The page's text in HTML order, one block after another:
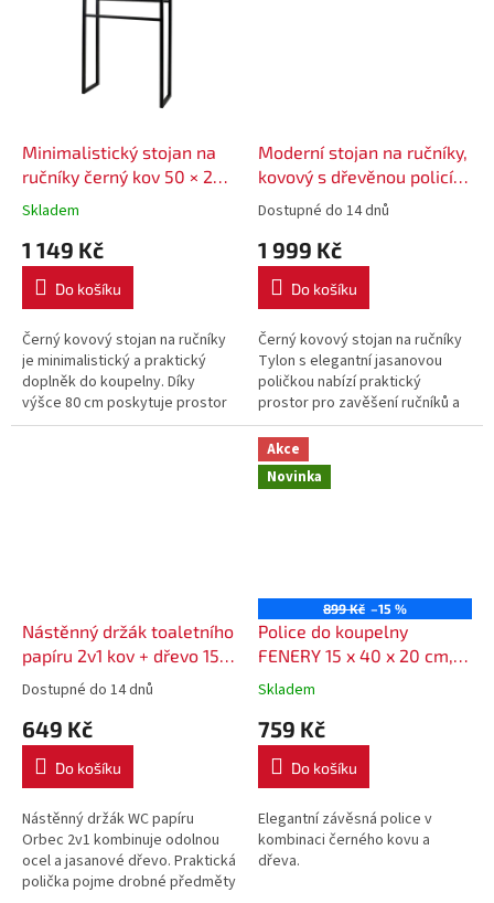
Minimalistický stojan na
ručníky černý kov 50 × 20
× 80 cm
Skladem
1 149 Kč
Do košíku
Černý kovový stojan na ručníky
je minimalistický a praktický
doplněk do koupelny. Díky
výšce 80 cm poskytuje prostor
pro zavěšení větších i menších
Moderní stojan na ručníky,
kovový s dřevěnou policí
46 × 28 × 90 cm
Dostupné do 14 dnů
1 999 Kč
Do košíku
Černý kovový stojan na ručníky
Tylon s elegantní jasanovou
poličkou nabízí praktický
prostor pro zavěšení ručníků a
zároveň funguje jako stylový
věšák do koupelny. Polička
pojme...
Nástěnný držák toaletního
papíru 2v1 kov + dřevo 15 ×
15 × 10 cm
Dostupné do 14 dnů
649 Kč
Do košíku
Nástěnný držák WC papíru
Orbec 2v1 kombinuje odolnou
ocel a jasanové dřevo. Praktická
polička pojme drobné předměty
Akce
Novinka
899 Kč –15 %
Police do koupelny
FENERY 15 x 40 x 20 cm,
kov + dřevo
Skladem
759 Kč
Do košíku
Elegantní závěsná police v
kombinaci černého kovu a
dřeva.